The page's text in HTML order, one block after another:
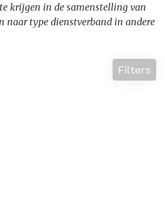
krijgen in de samenstelling van
naar type dienstverband in andere
Filters